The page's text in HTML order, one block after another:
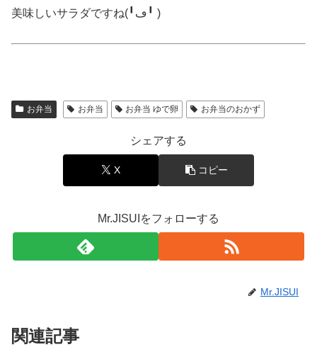
美味しいサラダですね(╹ڡ╹ )
お弁当 お弁当 お弁当 ゆで卵 お弁当のおかず
シェアする
X コピー
Mr.JISUIをフォローする
Mr.JISUI
関連記事